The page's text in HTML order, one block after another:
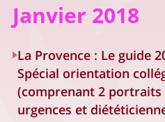
Janvier 2018
La Provence : Le guide
Spécial orientation
(comprenant 2 portraits
urgences et